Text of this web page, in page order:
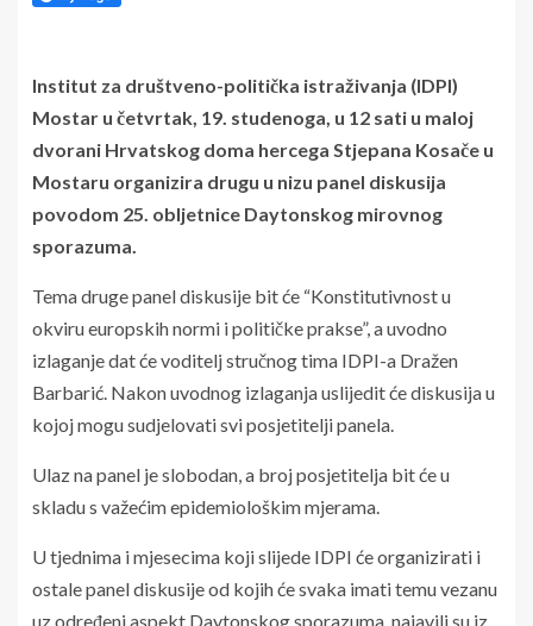
Institut za društveno-politička istraživanja (IDPI)
Mostar u četvrtak, 19. studenoga, u 12 sati u maloj
dvorani Hrvatskog doma hercega Stjepana Kosače u
Mostaru organizira drugu u nizu panel diskusija
povodom 25. obljetnice Daytonskog mirovnog
sporazuma.
Tema druge panel diskusije bit će “Konstitutivnost u
okviru europskih normi i političke prakse”, a uvodno
izlaganje dat će voditelj stručnog tima IDPI-a Dražen
Barbarić. Nakon uvodnog izlaganja uslijedit će diskusija u
kojoj mogu sudjelovati svi posjetitelji panela.
Ulaz na panel je slobodan, a broj posjetitelja bit će u
skladu s važećim epidemiološkim mjerama.
U tjednima i mjesecima koji slijede IDPI će organizirati i
ostale panel diskusije od kojih će svaka imati temu vezanu
uz određeni aspekt Daytonskog sporazuma, najavili su iz